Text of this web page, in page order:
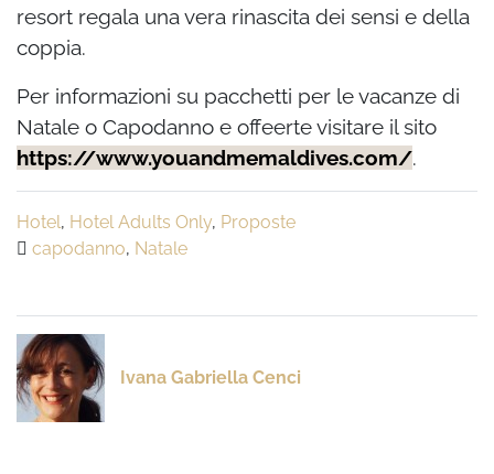
resort regala una vera rinascita dei sensi e della
coppia.
Per informazioni su pacchetti per le vacanze di
Natale o Capodanno e offeerte visitare il sito
https://www.youandmemaldives.com/.
Hotel, Hotel Adults Only, Proposte
capodanno, Natale
Ivana Gabriella Cenci